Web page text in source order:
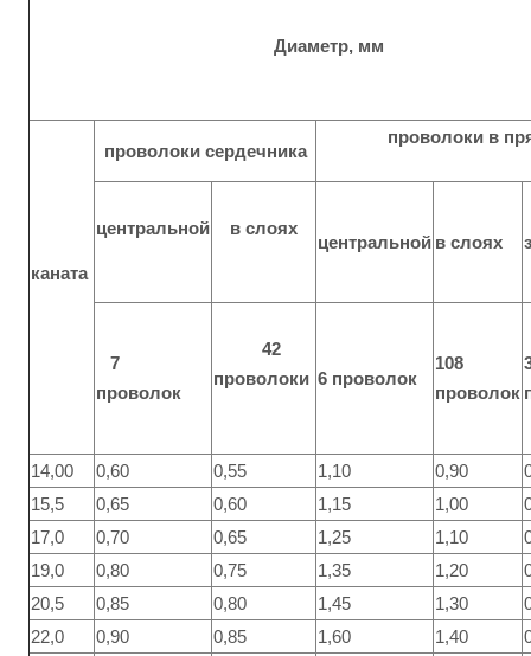
Диаметр, мм
каната
проволоки сердечника
проволоки в
центральной в слоях
центральной в слоях
7
проволок
42
проволоки 6 проволок
108
проволок
14,00 0,60 0,55 1,10 0,90
15,5
0,65 0,60 1,15 1,00
17,0
0,70 0,65 1,25 1,10
19,0
0,80 0,75 1,35 1,20
20,5
0,85 0,80 1,45 1,30
22,0
0,90 0,85 1,60 1,40